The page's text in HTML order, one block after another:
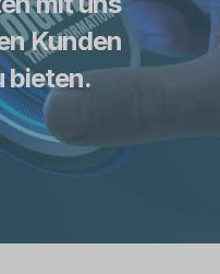
Kunden
bieten.